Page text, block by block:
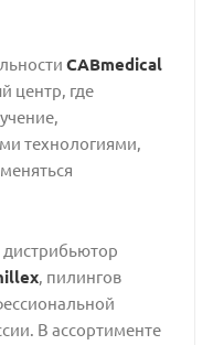
CABmedical
центр, где
технологиями,
, пилингов
В ассортименте